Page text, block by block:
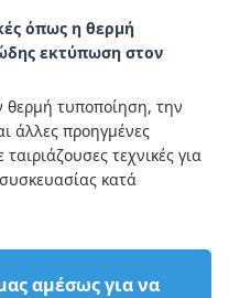
όπως η θερμή
εκτύπωση στον
τυποποίηση, την
άλλες προηγμένες
τεχνικές για
κατά
αμέσως για να